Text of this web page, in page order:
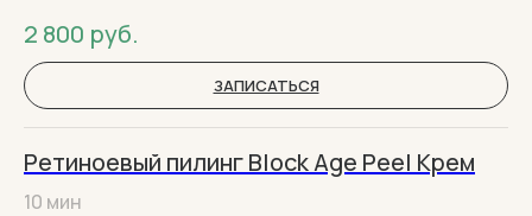
2 800 руб.
ЗАПИСАТЬСЯ
Ретиноевый пилинг Block Age Peel Крем
10 мин